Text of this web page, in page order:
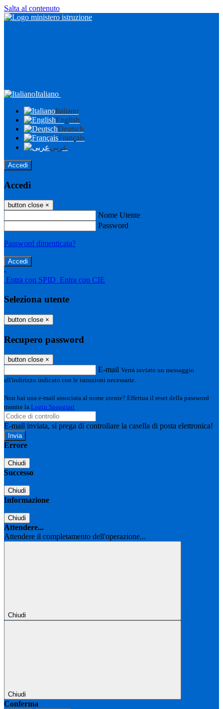
Salta al contenuto
Italiano
Italiano
English
Deutsch
Français
عربى
Accedi
Accedi
button close ×
Nome Utente
Password
Password dimenticata?
-
Entra con SPID Entra con CIE
Seleziona utente
button close ×
Recupero password
button close ×
E-mail Verrà inviato un messaggio
all'indirizzo indicato con le istruzioni necessarie.
Non hai una e-mail associata al nome utente? Effettua il reset della password
tramite la Login Spaggiari
E-mail inviata, si prega di controllare la casella di posta elettronica!
Errore
Chiudi
Successo
Chiudi
Informazione
Chiudi
Attendere...
Attendere il completamento dell'operazione...
Chiudi
Chiudi
Conferma